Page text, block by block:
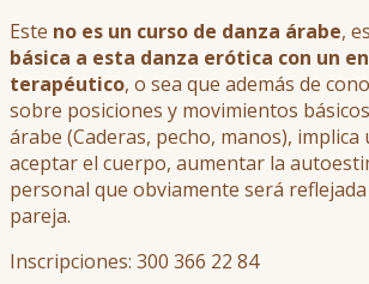
Este no es un curso de danza árabe,
básica a esta danza erótica con un
terapéutico, o sea que además de
sobre posiciones y movimientos
árabe (Caderas, pecho, manos), implica
aceptar el cuerpo, aumentar la
personal que obviamente será
pareja.
Inscripciones: 300 366 22 84